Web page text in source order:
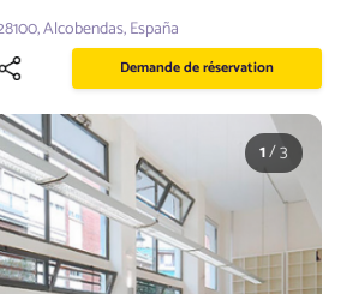
Alcobendas, España
Demande de réservation
1/3